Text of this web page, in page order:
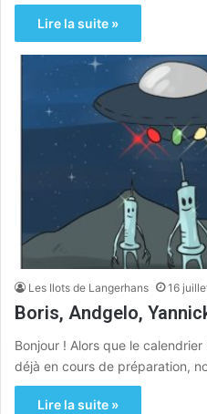
Lire la suite »
Les Ilots de Langerhans 16
Boris, Andgelo,
Bonjour ! Alors que le
déjà en cours de préparation,
Lire la suite »